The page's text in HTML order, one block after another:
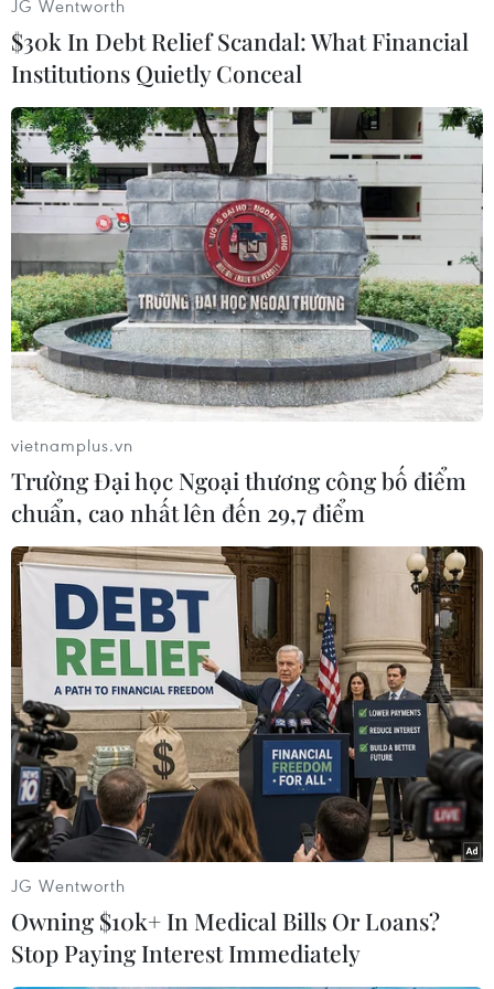
(Vietnam+)
#Virus Corona #Bắc Kinh
#Tết Nguyên đán
#Canh Tý
#giao thông công cộng
Trung Quốc
JG Wentworth
$30k In Debt Relief Scandal: What Financial
Institutions Quietly Conceal
vietnamplus.vn
Trường Đại học Ngoại thương công bố điểm
chuẩn, cao nhất lên đến 29,7 điểm
JG Wentworth
Owning $10k+ In Medical Bills Or Loans?
Stop Paying Interest Immediately